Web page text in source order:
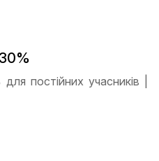
постійних учасників |